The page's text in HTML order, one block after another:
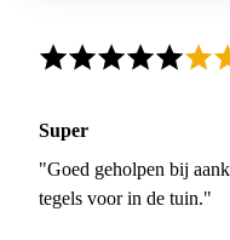
Super
"Goed geholpen bij
tegels voor in de tuin."